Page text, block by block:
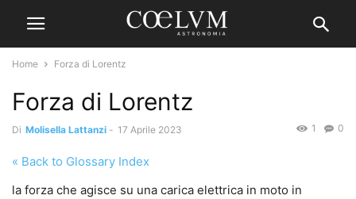
Home Forza di Lorentz
Forza di Lorentz
Di Molisella Lattanzi - 17 Aprile 2023 0
1
« Back to Glossary Index
la forza che agisce su una carica elettrica in moto in